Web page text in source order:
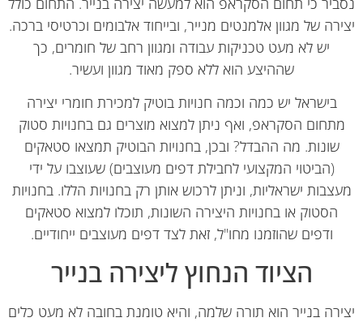
של מגוון אלמנטים מנייר, ובייחוד אלבומים וכרטיסי ברכה.
יש לא מעט טכניקות עבודה ומגוון רחב של חומרים, כך
שההיצע הוא ללא ספק מאוד מגוון ועשיר.
בישראל יש כמה וכמה חנויות בוטיק למכירת חומרי יצירה
הסקראפ, ואף ניתן למצוא מוצרים גם בחנויות סטוק
שונות. מה ההבדל? ובכן, בחנויות הבוטיק תמצאו סטאקים
(הביטוי המקצועי לחבילת דפים מעוצבים) שעוצבו על ידי
ישראליות, וניתן לרכוש אותן רק בחנויות הללו. בחנויות
הסטוק או בחנויות היצירה השונות, תוכלו למצוא סטאקים
ודפים שהוזמנו מחו"ל, זאת לצד דפים מעוצבים ייחודיים.
הציוד הנחוץ ליצירה בנייר
בנייר הוא תורה שלמה, והיא טומנת בחובה לא מעט כלים